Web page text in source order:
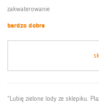
zakwaterowanie
bardzo dobre
“Lubię zielone lody ze sklepiku.